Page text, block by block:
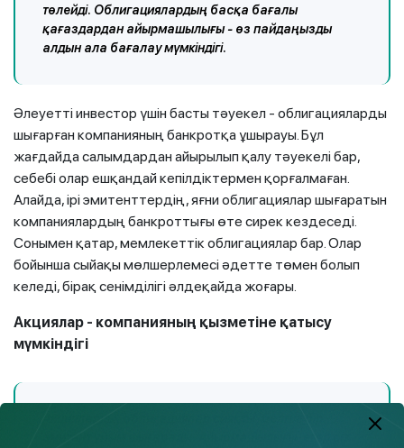
төлейді. Облигациялардың басқа бағалы
қағаздардан айырмашылығы - өз пайдаңызды
алдын ала бағалау мүмкіндігі.
Әлеуетті инвестор үшін басты тәуекел - облигацияларды
шығарған компанияның банкротқа ұшырауы. Бұл
жағдайда салымдардан айырылып қалу тәуекелі бар,
себебі олар ешқандай кепілдіктермен қорғалмаған.
Алайда, ірі эмитенттердің, яғни облигациялар шығаратын
компаниялардың банкроттығы өте сирек кездеседі.
Сонымен қатар, мемлекеттік облигациялар бар. Олар
бойынша сыйақы мөлшерлемесі әдетте төмен болып
келеді, бірақ сенімділігі әлдеқайда жоғары.
Акциялар - компанияның қызметіне қатысу
мүмкіндігі